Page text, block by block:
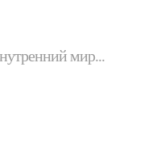
мир...